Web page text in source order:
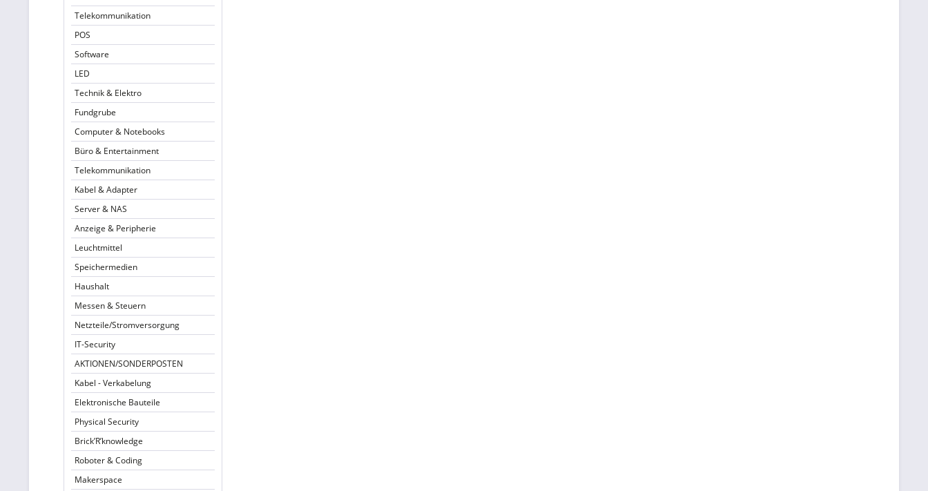
Telekommunikation
POS
Software
LED
Technik & Elektro
Fundgrube
Computer & Notebooks
Büro & Entertainment
Telekommunikation
Kabel & Adapter
Server & NAS
Anzeige & Peripherie
Leuchtmittel
Speichermedien
Haushalt
Messen & Steuern
Netzteile/Stromversorgung
IT-Security
AKTIONEN/SONDERPOSTEN
Kabel - Verkabelung
Elektronische Bauteile
Physical Security
Brick’R’knowledge
Roboter & Coding
Makerspace